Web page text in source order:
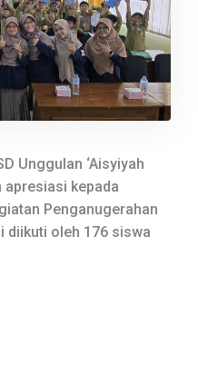
Unggulan ‘Aisyiyah
apresiasi kepada
Penganugerahan
diikuti oleh 176 siswa